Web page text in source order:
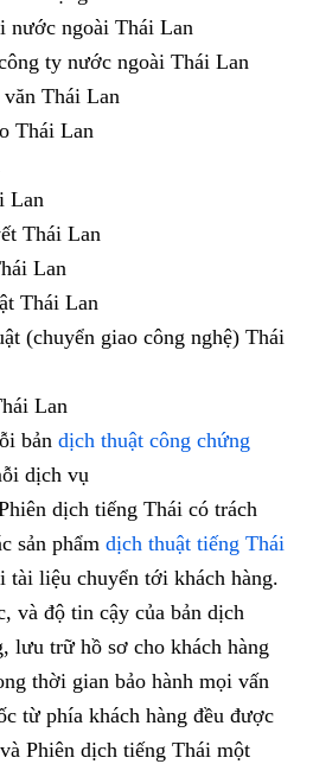
nước ngoài Thái Lan
ty nước ngoài Thái Lan
Thái Lan
Thái Lan
Lan
Thái Lan
Lan
Thái Lan
(chuyển giao công nghệ) Thái
Lan
bản dịch thuật công chứng
dịch vụ
dịch tiếng Thái có trách
sản phẩm dịch thuật tiếng Thái
tài liệu chuyển tới khách hàng.
và độ tin cậy của bản dịch
lưu trữ hồ sơ cho khách hàng
thời gian bảo hành mọi vấn
từ phía khách hàng đều được
Phiên dịch tiếng Thái một